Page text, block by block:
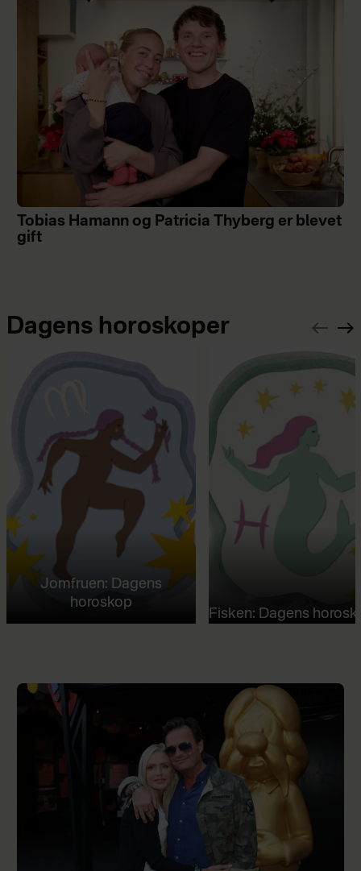
Tobias Hamann og Patricia Thyberg er blevet
gift
Dagens horoskoper
Jomfruen: Dagens
horoskop
Fisken: Dagens